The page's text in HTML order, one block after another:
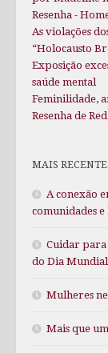
Resenha -
As violações
“Holocausto
Exposição
saúde mental
Feminilidade,
Resenha de
MAIS
A conexão
comunidades
Cuidar
do Dia Mundial
Mulheres
Mais que